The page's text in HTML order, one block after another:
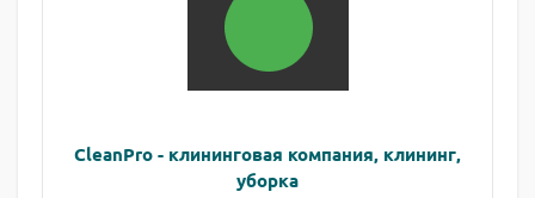
CleanPro - клининговая компания, клининг,
уборка